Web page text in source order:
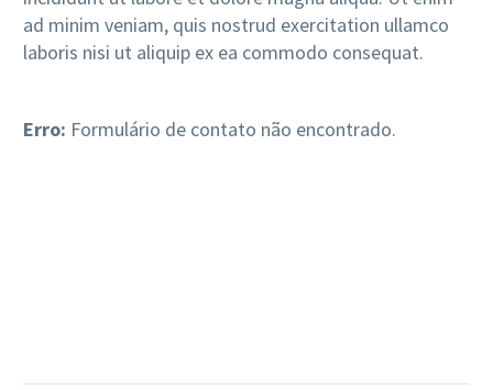
ad minim veniam, quis nostrud exercitation ullamco
laboris nisi ut aliquip ex ea commodo consequat.
Erro: Formulário de contato não encontrado.